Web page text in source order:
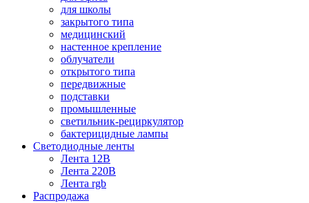
для школы
закрытого типа
медицинский
настенное крепление
облучатели
открытого типа
передвижные
подставки
промышленные
светильник-рециркулятор
бактерицидные лампы
Светодиодные ленты
Лента 12В
Лента 220В
Лента rgb
Распродажа